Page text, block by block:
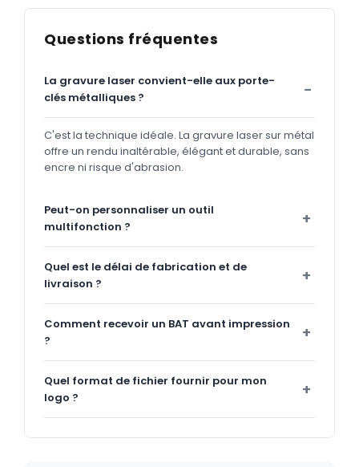
Questions fréquentes
La gravure laser convient-elle aux porte-
clés métalliques ?
C'est la technique idéale. La gravure laser sur métal
offre un rendu inaltérable, élégant et durable, sans
encre ni risque d'abrasion.
Peut-on personnaliser un outil
multifonction ?
Quel est le délai de fabrication et de
livraison ?
Comment recevoir un BAT avant impression
?
Quel format de fichier fournir pour mon
logo ?